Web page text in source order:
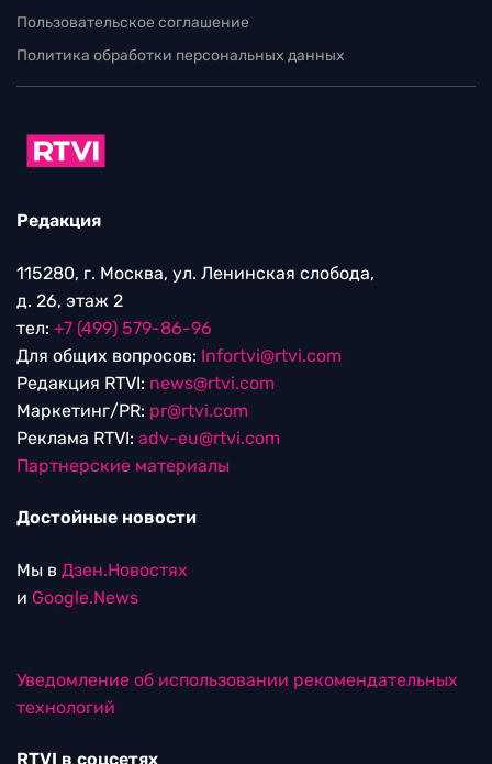
Пользовательское соглашение
Политика обработки персональных данных
Редакция
115280, г. Москва, ул. Ленинская слобода,
д. 26, этаж 2
тел: +7 (499) 579-86-96
Для общих вопросов: Infortvi@rtvi.com
Редакция RTVI: news@rtvi.com
Маркетинг/PR: pr@rtvi.com
Реклама RTVI: adv-eu@rtvi.com
Партнерские материалы
Достойные новости
Мы в Дзен.Новостях
и Google.News
Уведомление об использовании рекомендательных
технологий
RTVI в соцсетях